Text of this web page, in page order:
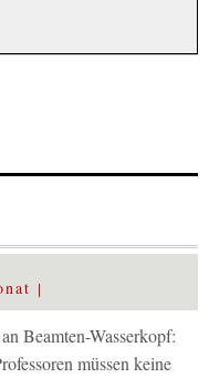
Beamten-Wasserkopf:
müssen keine